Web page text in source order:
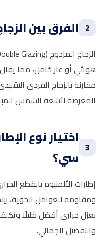
2 الفرق بين
هوائي أو غاز خامل، مما
مقارنة بالزجاج الفردي
المعرضة لأشعة الشمس
3 اختيار نوع
سي؟
بعزل حراري أفضل قليلًا
والتفضيل الجمالي.